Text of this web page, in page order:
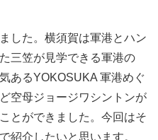
した。横須賀は軍港とハン
三笠が見学できる軍港の
あるYOKOSUKA 軍港めぐ
空母ジョージワシントンが
とができました。今回はそ
紹介したいと思います。